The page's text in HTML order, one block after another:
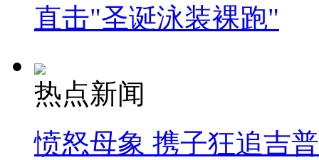
直击"圣诞泳装裸跑"
热点新闻
愤怒母象 携子狂追吉